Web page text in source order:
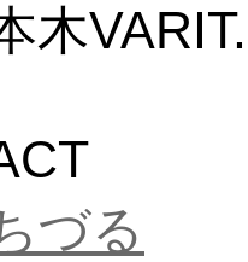
木VARIT.
づる